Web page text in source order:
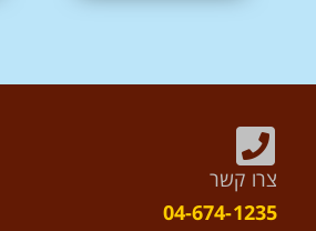
צרו קשר
04-674-1235